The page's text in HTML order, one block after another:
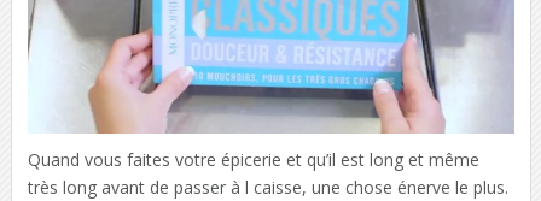
Quand vous faites votre épicerie et qu’il est long et même
très long avant de passer à l caisse, une chose énerve le plus.